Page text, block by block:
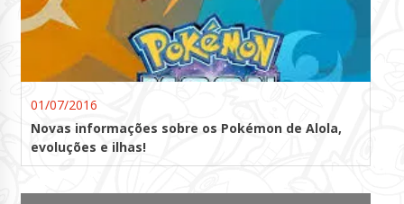
01/07/2016
Novas informações sobre os Pokémon de Alola,
evoluções e ilhas!